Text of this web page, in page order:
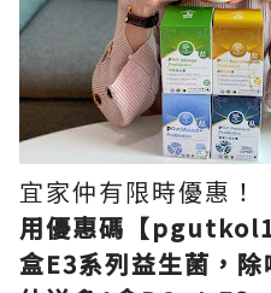
宜家仲有限時優惠！
用優惠碼【
盒E3系列益生菌，除